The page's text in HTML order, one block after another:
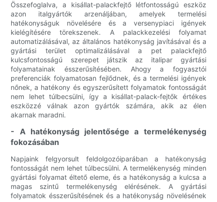
Összefoglalva, a kisállat-palackfejtő létfontosságú eszköz
azon italgyártók arzenáljában, amelyek termelési
hatékonyságuk növelésére és a versenypiaci igények
kielégítésére törekszenek. A palackkezelési folyamat
automatizálásával, az általános hatékonyság javításával és a
gyártási terület optimalizálásával a pet palackfejtő
kulcsfontosságú szerepet játszik az italipar gyártási
folyamatainak ésszerűsítésében. Ahogy a fogyasztói
preferenciák folyamatosan fejlődnek, és a termelési igények
nőnek, a hatékony és egyszerűsített folyamatok fontosságát
nem lehet túlbecsülni, így a kisállat-palack-fejtők értékes
eszközzé válnak azon gyártók számára, akik az élen
akarnak maradni.
- A hatékonyság jelentősége a termelékenység
fokozásában
Napjaink felgyorsult feldolgozóiparában a hatékonyság
fontosságát nem lehet túlbecsülni. A termelékenység minden
gyártási folyamat éltető eleme, és a hatékonyság a kulcsa a
magas szintű termelékenység elérésének. A gyártási
folyamatok ésszerűsítésének és a hatékonyság növelésének